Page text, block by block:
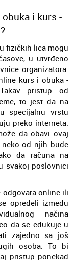
i kurs -
fizičkih lica mogu
u utvrđeno
organizatora.
kurs i obuka -
pristup od
to jest da na
specijalnu vrstu
preko interneta.
da obavi ovaj
od njih bude
da računa na
svakoj poslovnici
online ili
opredeli između
načina
da se edukuje u
zajedno sa još
osoba. To bi
pristup ponekad